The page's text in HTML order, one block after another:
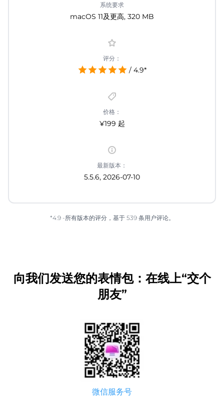
系统要求
macOS 11及更高, 320 MB
评分：
/ 4.9*
价格：
¥199 起
最新版本：
5.5.6, 2026-07-10
*4.9 -所有版本的评分，基于 539 条用户评论。
向我们发送您的表情包：在线上“交个
朋友”
微信服务号